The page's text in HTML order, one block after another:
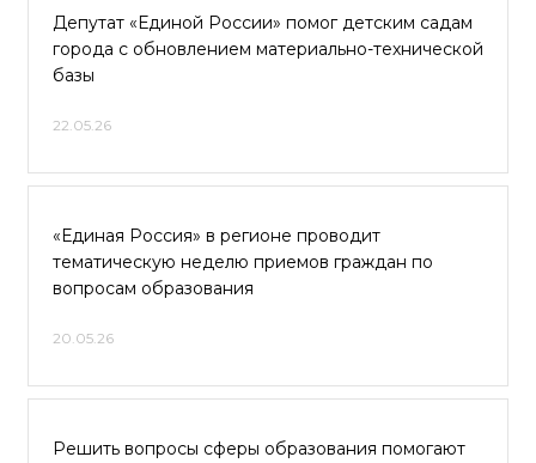
Депутат «Единой России» помог детским садам
города с обновлением материально-технической
базы
22.05.26
«Единая Россия» в регионе проводит
тематическую неделю приемов граждан по
вопросам образования
20.05.26
Решить вопросы сферы образования помогают